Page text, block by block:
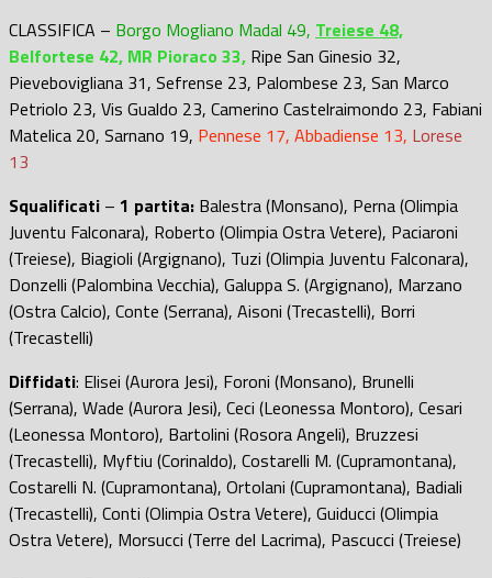
CLASSIFICA – Borgo Mogliano Madal 49, Treiese 48,
Belfortese 42, MR Pioraco 33, Ripe San Ginesio 32,
Pievebovigliana 31, Sefrense 23, Palombese 23, San Marco
Petriolo 23, Vis Gualdo 23, Camerino Castelraimondo 23, Fabiani
Matelica 20, Sarnano 19, Pennese 17, Abbadiense 13, Lorese
13
Squalificati – 1 partita: Balestra (Monsano), Perna (Olimpia
Juventu Falconara), Roberto (Olimpia Ostra Vetere), Paciaroni
(Treiese), Biagioli (Argignano), Tuzi (Olimpia Juventu Falconara),
Donzelli (Palombina Vecchia), Galuppa S. (Argignano), Marzano
(Ostra Calcio), Conte (Serrana), Aisoni (Trecastelli), Borri
(Trecastelli)
Diffidati: Elisei (Aurora Jesi), Foroni (Monsano), Brunelli
(Serrana), Wade (Aurora Jesi), Ceci (Leonessa Montoro), Cesari
(Leonessa Montoro), Bartolini (Rosora Angeli), Bruzzesi
(Trecastelli), Myftiu (Corinaldo), Costarelli M. (Cupramontana),
Costarelli N. (Cupramontana), Ortolani (Cupramontana), Badiali
(Trecastelli), Conti (Olimpia Ostra Vetere), Guiducci (Olimpia
Ostra Vetere), Morsucci (Terre del Lacrima), Pascucci (Treiese)